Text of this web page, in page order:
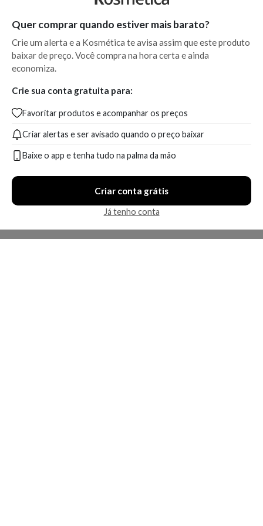
Quer comprar quando estiver mais barato?
Crie um alerta e a Kosmética te avisa assim que este produto
baixar de preço. Você compra na hora certa e ainda
economiza.
Crie sua conta gratuita para:
Favoritar produtos e acompanhar os preços
Criar alertas e ser avisado quando o preço baixar
Baixe o app e tenha tudo na palma da mão
Criar conta grátis
Já tenho conta